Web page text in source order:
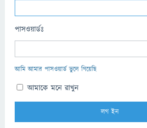
পাসওয়ার্ডঃ
আমি আমার পাসওয়ার্ড ভুলে গিয়েছি
আমাকে মনে রাখুন